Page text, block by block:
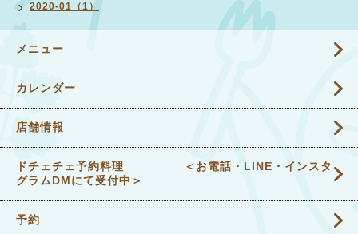
2020-01（1）
メニュー
カレンダー
店舗情報
ドチェチェ予約料理 ＜お電話・LINE・インスタ
グラムDMにて受付中＞
予約